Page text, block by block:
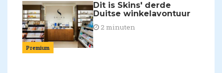
Premium
Dit is Skins' derde
Duitse winkelavontuur
2 minuten